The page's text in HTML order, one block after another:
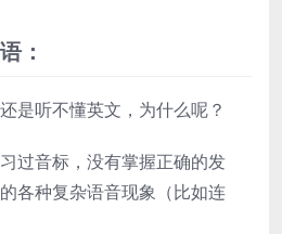
：
是听不懂英文，为什么呢？
过音标，没有掌握正确的发
各种复杂语音现象（比如连